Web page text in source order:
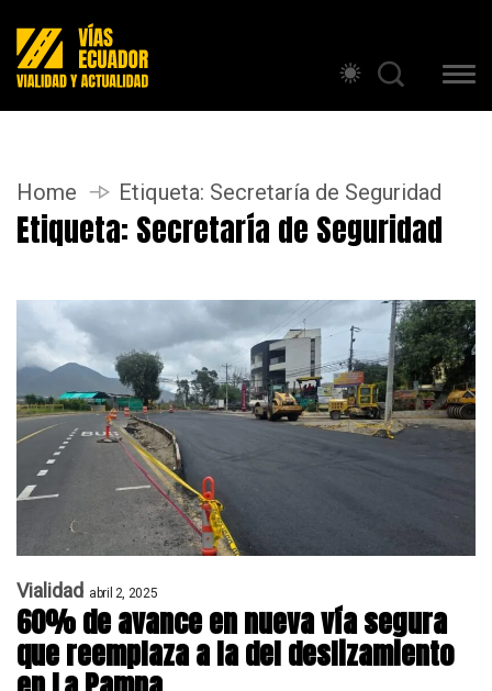
Home Etiqueta: Secretaría de Seguridad
Etiqueta: Secretaría de Seguridad
Vialidad abril 2, 2025
60% de avance en nueva vía segura
que reemplaza a la del deslizamiento